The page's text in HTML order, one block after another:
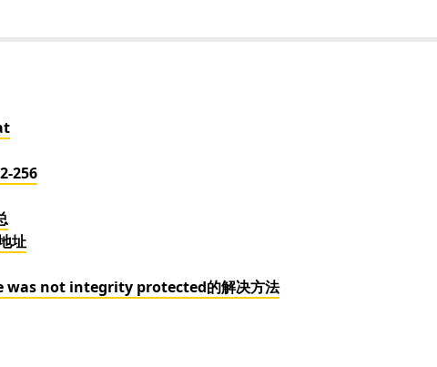
256
址
was not integrity protected的解决方法